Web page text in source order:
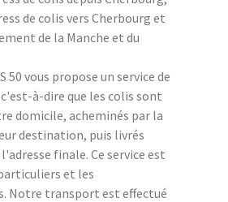
de colis vers Cherbourg et
de la Manche et du
50 vous propose un service de
à-dire que les colis sont
domicile, acheminés par la
destination, puis livrés
finale. Ce service est
et les
Notre transport est effectué